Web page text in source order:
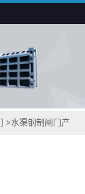
>水渠钢制闸门产